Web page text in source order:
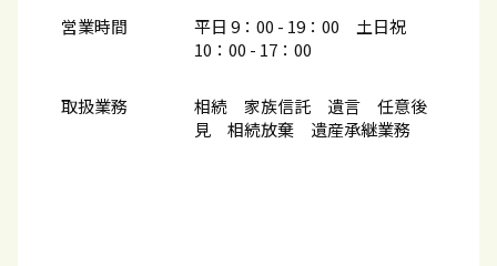
営業時間
平日 9：00 - 19：00 土日祝
10：00​ - 17：00
取扱業務
相続 家族信託 遺言 任意後
見 相続放棄 遺産承継業務